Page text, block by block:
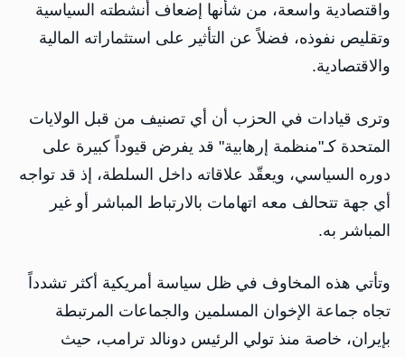
واقتصادية واسعة، من شأنها إضعاف أنشطته السياسية
وتقليص نفوذه، فضلاً عن التأثير على استثماراته المالية
والاقتصادية.
وترى قيادات في الحزب أن أي تصنيف من قبل الولايات
المتحدة كـ"منظمة إرهابية" قد يفرض قيوداً كبيرة على
دوره السياسي، ويعقّد علاقاته داخل السلطة، إذ قد تواجه
أي جهة تتحالف معه اتهامات بالارتباط المباشر أو غير
المباشر به.
وتأتي هذه المخاوف في ظل سياسة أمريكية أكثر تشدداً
تجاه جماعة الإخوان المسلمين والجماعات المرتبطة
بإيران، خاصة منذ تولي الرئيس دونالد ترامب، حيث